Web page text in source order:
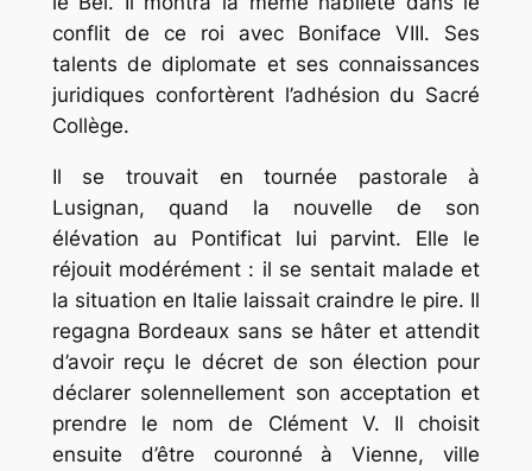
conflit de ce roi avec Boniface VIII. Ses
talents de diplomate et ses connaissances
juridiques confortèrent l’adhésion du Sacré
Collège.
Il se trouvait en tournée pastorale à
Lusignan, quand la nouvelle de son
élévation au Pontificat lui parvint. Elle le
réjouit modérément : il se sentait malade et
la situation en Italie laissait craindre le pire. Il
regagna Bordeaux sans se hâter et attendit
d’avoir reçu le décret de son élection pour
déclarer solennellement son acceptation et
prendre le nom de Clément V. Il choisit
ensuite d’être couronné à Vienne, ville